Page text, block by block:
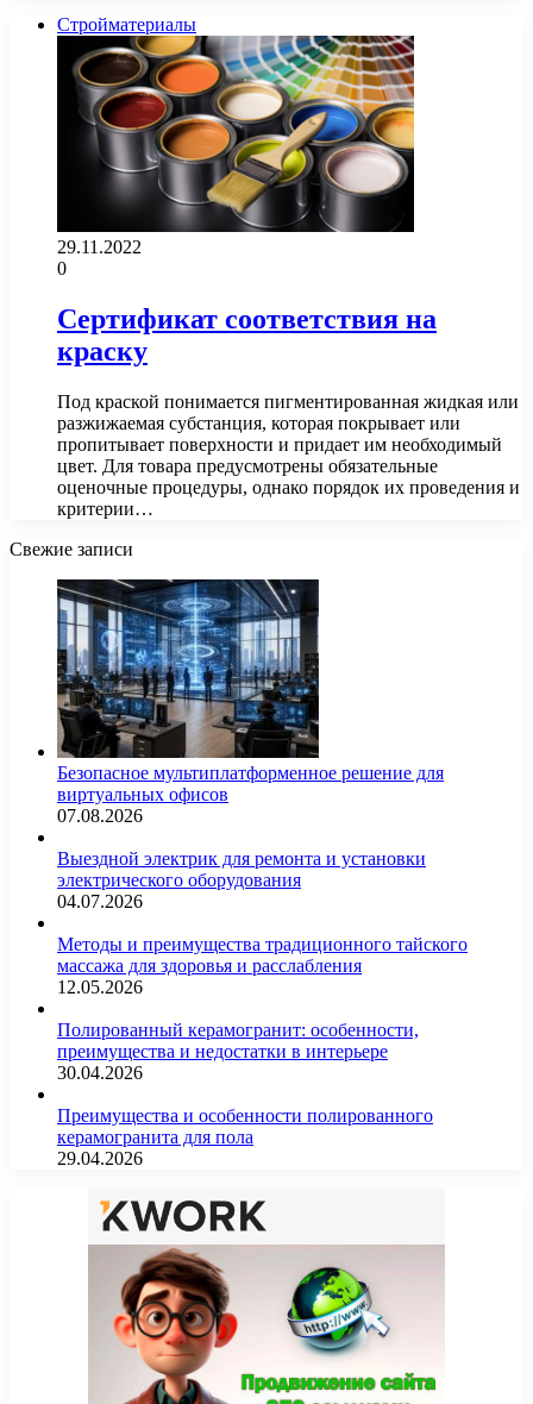
Стройматериалы
29.11.2022
0
Сертификат соответствия на
краску
Под краской понимается пигментированная жидкая или
разжижаемая субстанция, которая покрывает или
пропитывает поверхности и придает им необходимый
цвет. Для товара предусмотрены обязательные
оценочные процедуры, однако порядок их проведения и
критерии…
Свежие записи
Безопасное мультиплатформенное решение для
виртуальных офисов
07.08.2026
Выездной электрик для ремонта и установки
электрического оборудования
04.07.2026
Методы и преимущества традиционного тайского
массажа для здоровья и расслабления
12.05.2026
Полированный керамогранит: особенности,
преимущества и недостатки в интерьере
30.04.2026
Преимущества и особенности полированного
керамогранита для пола
29.04.2026